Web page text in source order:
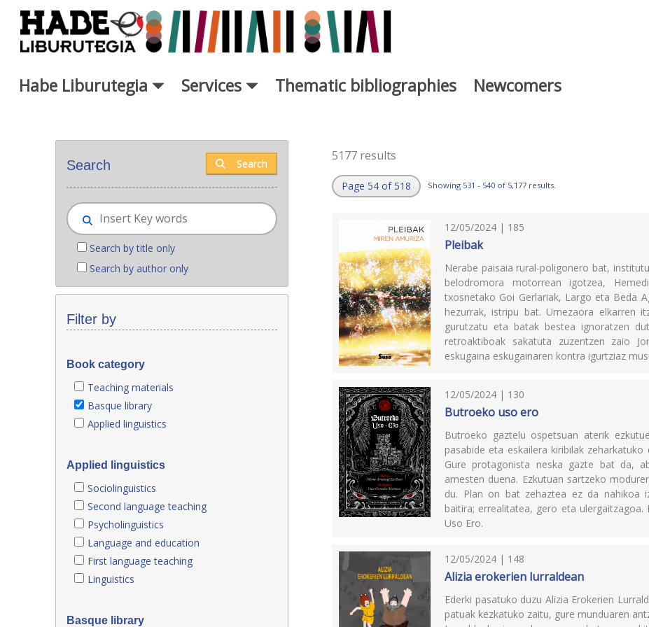
Skip to Main Content
Habe Liburutegia Services Thematic bibliographies Newcomers
Search Search
Search by title only
Search by author only
Filter by
Book category
Teaching materials
Basque library
Applied linguistics
Applied linguistics
Sociolinguistics
Second language teaching
Psycholinguistics
Language and education
First language teaching
Linguistics
Basque library
5177 results
Page 54 of 518 Showing 531 - 540 of 5,177 results.
12/05/2024 | 185
Pleibak
Nerabe paisaia rural-poligonero bat,
belodromora motorrean igotzea,
txosnetako Goi Gerlariak, Largo eta Beda
hezurrak, istripu bat. Umezaora elkarren
gurutzatu eta batak bestea ignoratzen
retroaktiboak sakatuta zuzentzen zaio
eskugaina eskugainaren kontra igurtziaz
12/05/2024 | 130
Butroeko uso ero
Butroeko gaztelu ospetsuan aterik
pasabide eta eskailera kiribilak
Gure protagonista neska gazte bat da,
amesten duena. Ezkutuan sartzeko
du. Plan on bat zehaztea ez da nahikoa
baitira; errealitatea, gero eta
Uso Ero.
12/05/2024 | 148
Alizia erokerien lurraldean
Ederki pasatuko duzu Alizia Erokerien
patuak kezkatuko zaitu, gure munduaren